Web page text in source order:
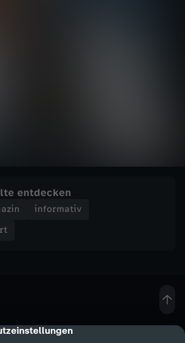
entdecken
informativ